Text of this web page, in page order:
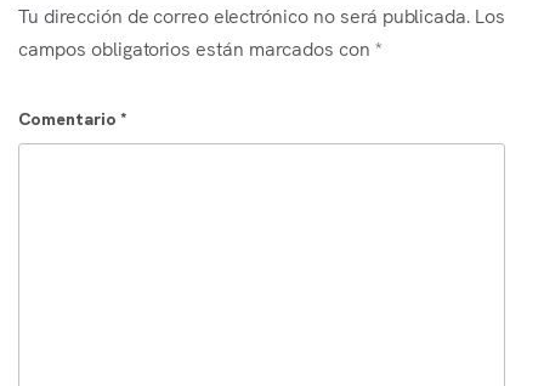
Tu dirección de correo electrónico no será publicada. Los
campos obligatorios están marcados con *
Comentario *